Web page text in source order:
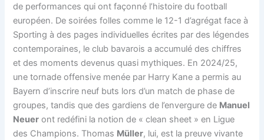
de performances qui ont façonné l’histoire du football
européen. De soirées folles comme le 12-1 d’agrégat face à
Sporting à des pages individuelles écrites par des légendes
contemporaines, le club bavarois a accumulé des chiffres
et des moments devenus quasi mythiques. En 2024/25,
une tornade offensive menée par Harry Kane a permis au
Bayern d’inscrire neuf buts lors d’un match de phase de
groupes, tandis que des gardiens de l’envergure de Manuel
Neuer ont redéfini la notion de « clean sheet » en Ligue
des Champions. Thomas Müller, lui, est la preuve vivante